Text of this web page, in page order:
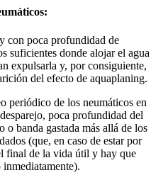
con poca profundidad de
suficientes donde alojar el agua
expulsarla y, por consiguiente,
del efecto de aquaplaning.
periódico de los neumáticos en
poca profundidad del
o banda gastada más allá de los
(que, en caso de estar por
final de la vida útil y hay que